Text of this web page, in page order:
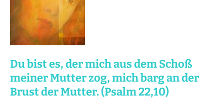
Du bist es, der mich aus dem Schoß
meiner Mutter zog, mich barg an der
Brust der Mutter. (Psalm 22,10)